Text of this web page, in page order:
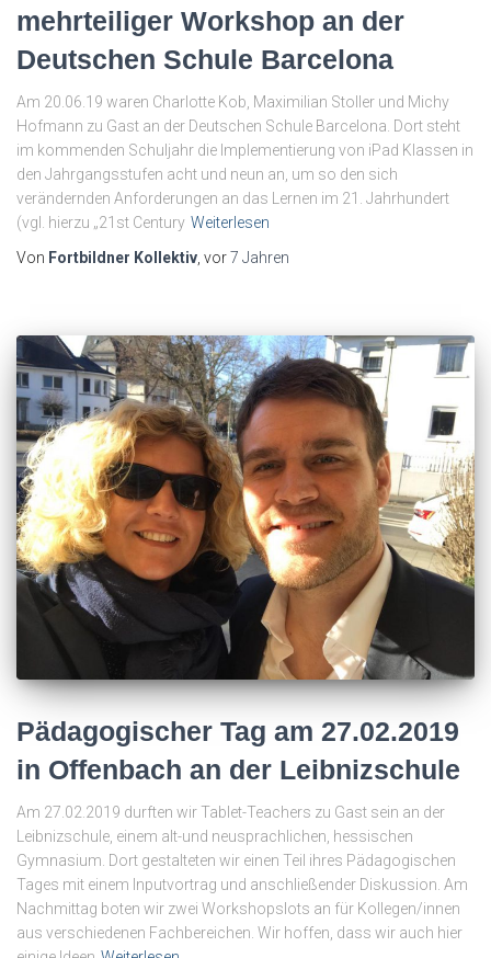
mehrteiliger Workshop an der
Deutschen Schule Barcelona
Am 20.06.19 waren Charlotte Kob, Maximilian Stoller und Michy
Hofmann zu Gast an der Deutschen Schule Barcelona. Dort steht
im kommenden Schuljahr die Implementierung von iPad Klassen in
den Jahrgangsstufen acht und neun an, um so den sich
verändernden Anforderungen an das Lernen im 21. Jahrhundert
(vgl. hierzu „21st Century Weiterlesen
Von Fortbildner Kollektiv , vor7 Jahren
Pädagogischer Tag am 27.02.2019
in Offenbach an der Leibnizschule
Am 27.02.2019 durften wir Tablet-Teachers zu Gast sein an der
Leibnizschule, einem alt-und neusprachlichen, hessischen
Gymnasium. Dort gestalteten wir einen Teil ihres Pädagogischen
Tages mit einem Inputvortrag und anschließender Diskussion. Am
Nachmittag boten wir zwei Workshopslots an für Kollegen/innen
aus verschiedenen Fachbereichen. Wir hoffen, dass wir auch hier